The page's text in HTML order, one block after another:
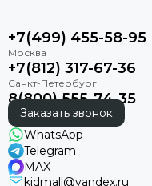
+7(499) 455-58-95
+7(812) 317-67-36
8(800) 555-74-35
Заказать звонок
WhatsApp
Telegram
MAX
kidmall@yandex.ru